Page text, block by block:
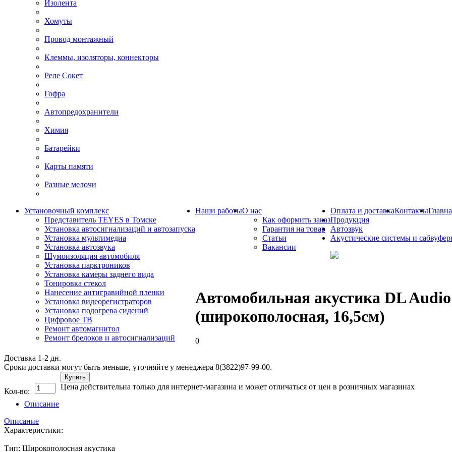
Изолента
Хомуты
Провод монтажный
Клеммы, изоляторы, коннекторы
Реле Сокет
Гофра
Автопредохранители
Химия
Батарейки
Карты памяти
Разные мелочи
Установочный комплекс
Представитель TEYES в Томске
Установка автосигнализаций и автозапуска
Установка мультимедиа
Установка автозвука
Шумоизоляция автомобиля
Установка парктроников
Установка камеры заднего вида
Тонировка стекол
Нанесение антигравийной пленки
Установка видеорегистраторов
Установка подогрева сидений
Цифровое ТВ
Ремонт автомагнитол
Ремонт брелоков и автосигнализаций
Наши работыО нас
Как оформить заказ
Гарантия на товар
Статьи
Вакансии
Оплата и доставкаКонтакты
Продукция
Автозвук
Акустические системы и
Автомобильная акустика DL
(широкополосная, 16,5см)
0
Доставка 1-2 дн.
Сроки доставки могут быть меньше, уточняйте у менеджера 8(3822)97-99-00.
Кол-во:
Купить
Цена действительна только для интернет-магазина и может отличаться от цен в розничных магазинах
Описание
Описание
Характеристики:
Тип: Широкополосная акустика